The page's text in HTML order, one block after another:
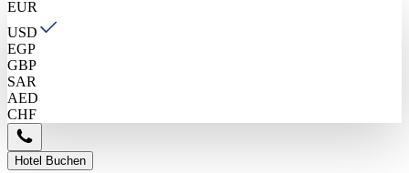
EUR
USD
EGP
GBP
SAR
AED
CHF
Hotel Buchen